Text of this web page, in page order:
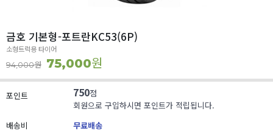
금호 기본형-포트란KC53(6P)
소형트럭용 타이어
94,000원 75,000원
포인트 750점
회원으로 구입하시면 포인트가 적립됩니다.
배송비
무료배송